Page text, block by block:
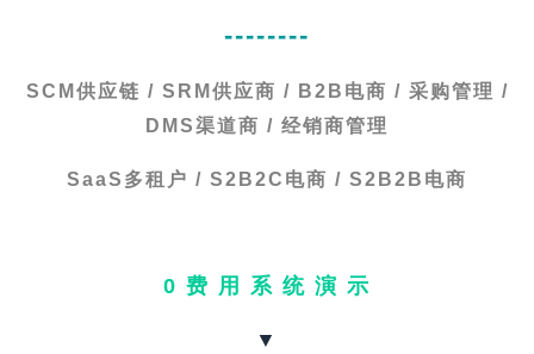
--------
SCM供应链 / SRM供应商 / B2B电商 / 采购管理 /
DMS渠道商 / 经销商管理
SaaS多租户 / S2B2C电商 / S2B2B电商
0 费 用 系 统 演 示
▼